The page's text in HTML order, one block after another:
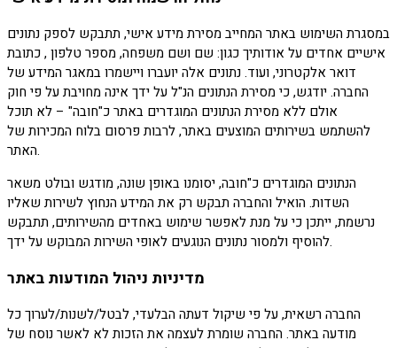
במסגרת השימוש באתר המחייב מסירת מידע אישי, תתבקש לספק נתונים
אישיים אחדים על אודותיך כגון: שם ושם משפחה, מספר טלפון , כתובת
דואר אלקטרוני, ועוד. נתונים אלה יועברו ויישמרו במאגר המידע של
החברה. יודגש, כי מסירת הנתונים הנ"ל על ידך אינה מחויבת על פי חוק
אולם ללא מסירת הנתונים המוגדרים באתר כ"חובה" – לא תוכל
להשתמש בשירותים המוצעים באתר, לרבות פרסום בלוח המכירות של
האתר.
הנתונים המוגדרים כ"חובה, יסומנו באופן שונה, מודגש ובולט משאר
השדות. הואיל והחברה תבקש רק את המידע הנחוץ לשירות שאליו
נרשמת, ייתכן כי על מנת לאפשר שימוש באחדים מהשירותים, תתבקש
להוסיף ולמסור נתונים הנוגעים לאופי השירות המבוקש על ידך.
מדיניות ניהול המודעות באתר
החברה רשאית, על פי שיקול דעתה הבלעדי, לבטל/לשנות/לערוך כל
מודעה באתר. החברה שומרת לעצמה את הזכות לא לאשר נוסח של